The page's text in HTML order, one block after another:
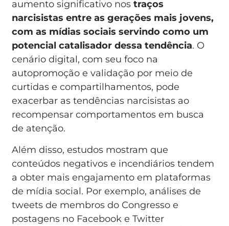
aumento significativo nostraços
narcisistas entre as gerações mais jovens,
com as mídias sociais servindo como um
potencial catalisador dessa tendência. O
cenário digital, com seu foco na
autopromoção e validação por meio de
curtidas e compartilhamentos, pode
exacerbar as tendências narcisistas ao
recompensar comportamentos em busca
de atenção.
Além disso, estudos mostram que
conteúdos negativos e incendiários tendem
a obter mais engajamento em plataformas
de mídia social. Por exemplo, análises de
tweets de membros do Congresso e
postagens no Facebook e Twitter